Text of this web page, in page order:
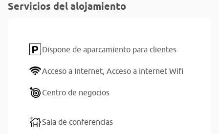
Servicios del alojamiento
Dispone de aparcamiento para clientes
Acceso a Internet, Acceso a Internet Wifi
Centro de negocios
Sala de conferencias